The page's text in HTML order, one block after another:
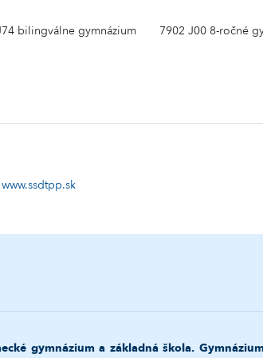
bilingválne gymnázium 7902 J00 8-ročné
www.ssdtpp.sk
gymnázium a základná škola.